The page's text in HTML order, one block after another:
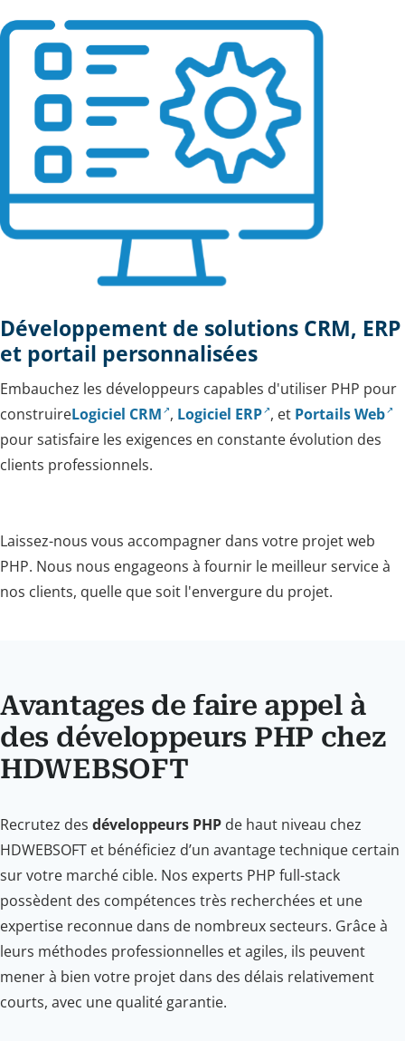
Développement de solutions CRM, ERP
et portail personnalisées
Embauchez les développeurs capables d'utiliser PHP pour
construireLogiciel CRM , Logiciel ERP , et Portails Web
pour satisfaire les exigences en constante évolution des
clients professionnels.
Laissez-nous vous accompagner dans votre projet web
PHP. Nous nous engageons à fournir le meilleur service à
nos clients, quelle que soit l'envergure du projet.
Avantages de faire appel à
des développeurs PHP chez
HDWEBSOFT
Recrutez des développeurs PHP de haut niveau chez
HDWEBSOFT et bénéficiez d’un avantage technique certain
sur votre marché cible. Nos experts PHP full-stack
possèdent des compétences très recherchées et une
expertise reconnue dans de nombreux secteurs. Grâce à
leurs méthodes professionnelles et agiles, ils peuvent
mener à bien votre projet dans des délais relativement
courts, avec une qualité garantie.